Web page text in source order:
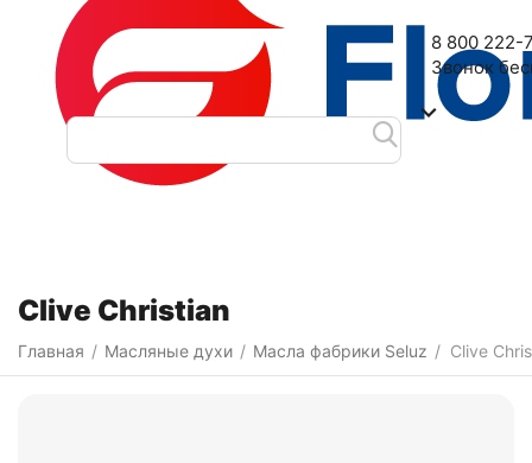
Наш адрес: 2-я Дубровская улица, 6
8 800 222-
Звонок
Clive Christian
Главная / Масляные духи / Масла фабрики Seluz / Clive